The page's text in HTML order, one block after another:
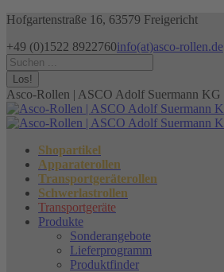
Zum
springen
Hofgartenstraße 16, 63579 Freigericht
+49 (0)1522 8922760info(at)asco-rollen.de
Facebook
page
opens
in
new
window
Instagram
page
opens
in
new
window
X
page
opens
in
new
window
Search:
Asco-Rollen | ASCO Adolf Suermann KG
Shopartikel
Apparaterollen
Transportgeräterollen
Schwerlastrollen
Transportgeräte
Produkte
Sonderangebote
Lieferprogramm
Produktfinder